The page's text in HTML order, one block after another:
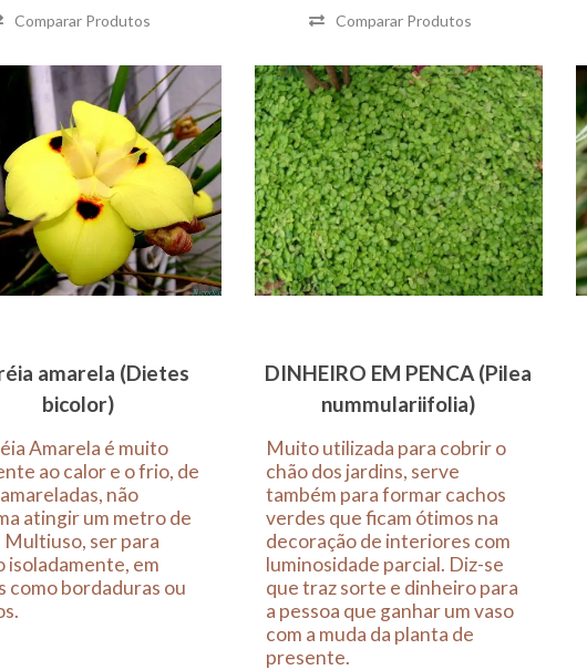
Comparar Produtos Comparar Produtos
amarela (Dietes
bicolor)
Amarela é muito
ao calor e o frio, de
não
atingir um metro de
ser para
isoladamente, em
como bordaduras ou
DINHEIRO EM PENCA (Pilea
nummulariifolia)
Muito utilizada para cobrir o
chão dos jardins, serve
também para formar cachos
verdes que ficam ótimos na
decoração de interiores com
luminosidade parcial. Diz-se
que traz sorte e dinheiro para
a pessoa que ganhar um vaso
com a muda da planta de
presente.